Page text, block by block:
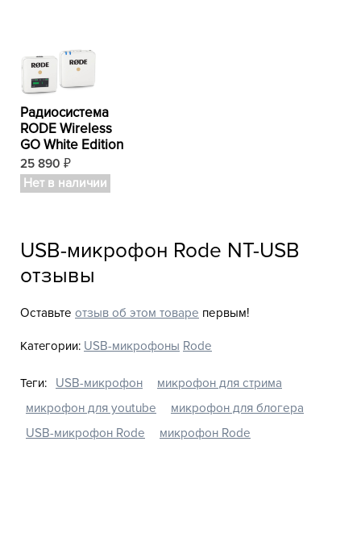
Радиосистема
RODE Wireless
GO White Edition
25 890 ₽
Нет в наличии
USB-микрофон Rode NT-USB
отзывы
Оставьте отзыв об этом товаре первым!
Категории: USB-микрофоны Rode
Теги: USB-микрофон
микрофон для стрима
микрофон для youtube
микрофон для блогера
USB-микрофон Rode
микрофон Rode